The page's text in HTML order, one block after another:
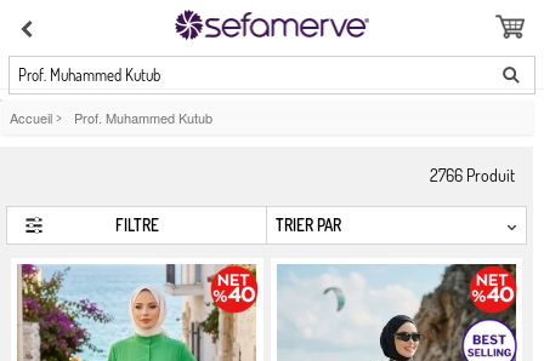
Prof. Muhammed Kutub
Accueil > Prof. Muhammed Kutub
2766 Produit
FILTRE